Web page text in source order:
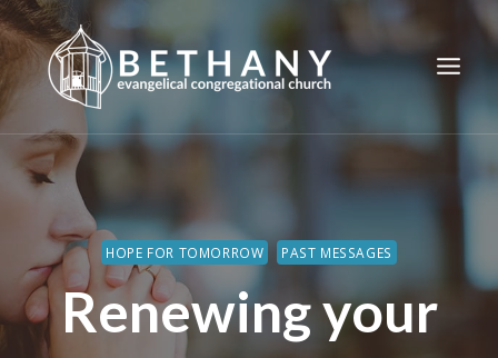
Skip
to
content
HOPE FOR TOMORROW PAST MESSAGES
Renewing your